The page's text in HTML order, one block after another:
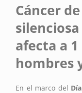
Cáncer
afecta a 1
hombres
En el marco del